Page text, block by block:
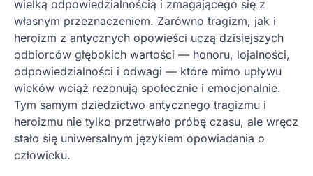
wielką odpowiedzialnością i zmagającego się z
własnym przeznaczeniem. Zarówno tragizm, jak i
heroizm z antycznych opowieści uczą dzisiejszych
odbiorców głębokich wartości — honoru, lojalności,
odpowiedzialności i odwagi — które mimo upływu
wieków wciąż rezonują społecznie i emocjonalnie.
Tym samym dziedzictwo antycznego tragizmu i
heroizmu nie tylko przetrwało próbę czasu, ale wręcz
stało się uniwersalnym językiem opowiadania o
człowieku.